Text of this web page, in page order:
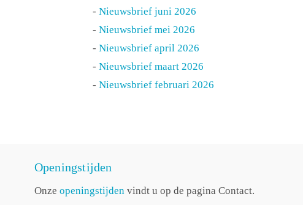
-Nieuwsbrief juni 2026
-Nieuwsbrief mei 2026
-Nieuwsbrief april 2026
-Nieuwsbrief maart 2026
-Nieuwsbrief februari 2026
Openingstijden
Onze openingstijdenvindt u op de pagina Contact.